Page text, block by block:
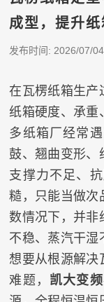
成型，提升纸
发布时间: 2026/07/
在瓦楞纸箱生产
纸箱硬度、承重
多纸箱厂经常
鼓、翘曲变形、
支撑力不足、
糙，只能当做次
数情况下，并非
不稳、蒸汽干湿
想要从根源解决
难题， 凯大变